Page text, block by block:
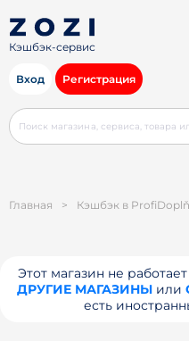
Кэшбэк-сервис
Вход Регистрация
Главная > Кэшбэк в
Этот магазин не
ДРУГИЕ МАГАЗИНЫили
есть